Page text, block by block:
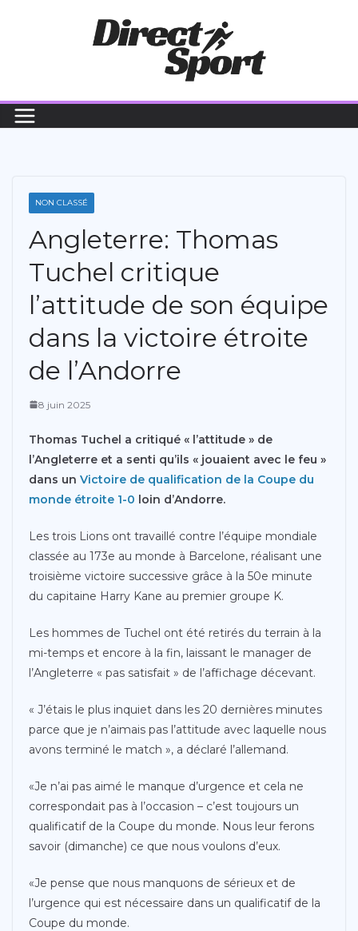
NON CLASSÉ
Angleterre: Thomas
Tuchel critique
l’attitude de son équipe
dans la victoire étroite
de l’Andorre
8 juin 2025
Thomas Tuchel a critiqué « l’attitude » de
l’Angleterre et a senti qu’ils « jouaient avec le feu »
dans un Victoire de qualification de la Coupe du
monde étroite 1-0 loin d’Andorre.
Les trois Lions ont travaillé contre l’équipe mondiale
classée au 173e au monde à Barcelone, réalisant une
troisième victoire successive grâce à la 50e minute
du capitaine Harry Kane au premier groupe K.
Les hommes de Tuchel ont été retirés du terrain à la
mi-temps et encore à la fin, laissant le manager de
l’Angleterre « pas satisfait » de l’affichage décevant.
« J’étais le plus inquiet dans les 20 dernières minutes
parce que je n’aimais pas l’attitude avec laquelle nous
avons terminé le match », a déclaré l’allemand.
«Je n’ai pas aimé le manque d’urgence et cela ne
correspondait pas à l’occasion – c’est toujours un
qualificatif de la Coupe du monde. Nous leur ferons
savoir (dimanche) ce que nous voulons d’eux.
«Je pense que nous manquons de sérieux et de
l’urgence qui est nécessaire dans un qualificatif de la
Coupe du monde.